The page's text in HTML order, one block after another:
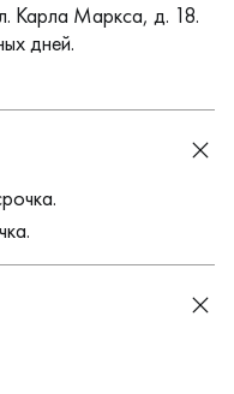
Карла Маркса, д. 18.
дней.